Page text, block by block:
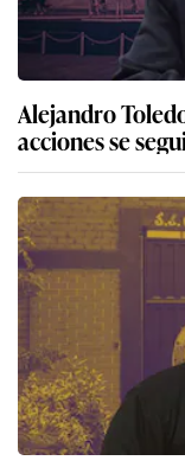
Alejandro